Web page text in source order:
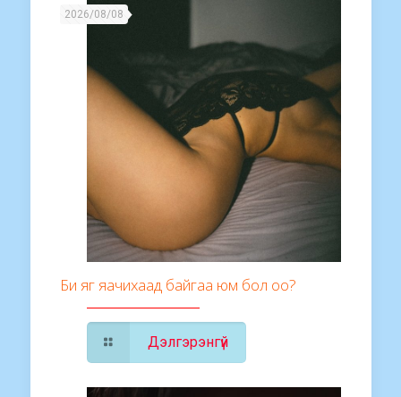
2026/08/08
Би яг яачихаад байгаа юм бол оо?
Дэлгэрэнгүй